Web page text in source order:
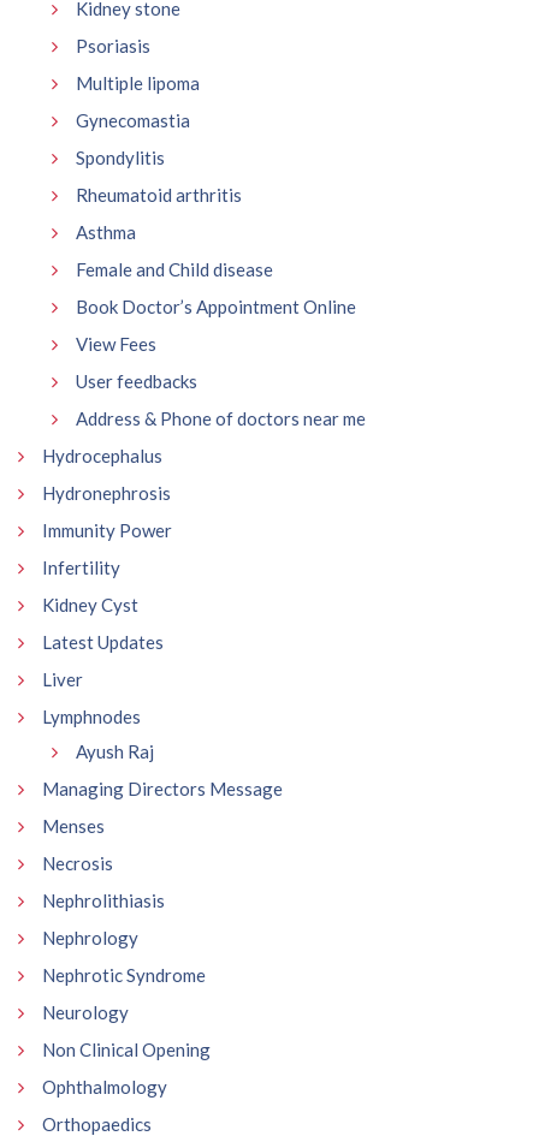
Kidney stone
Psoriasis
Multiple lipoma
Gynecomastia
Spondylitis
Rheumatoid arthritis
Asthma
Female and Child disease
Book Doctor’s Appointment Online
View Fees
User feedbacks
Address & Phone of doctors near me
Hydrocephalus
Hydronephrosis
Immunity Power
Infertility
Kidney Cyst
Latest Updates
Liver
Lymphnodes
Ayush Raj
Managing Directors Message
Menses
Necrosis
Nephrolithiasis
Nephrology
Nephrotic Syndrome
Neurology
Non Clinical Opening
Ophthalmology
Orthopaedics